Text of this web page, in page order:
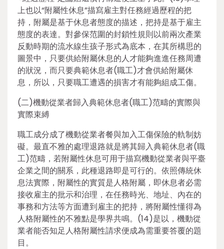
上也以“附屬性休息”描寫雇主對任務經過歷程的把
持，附屬是基于休息者態度的描述，把持是基于雇主
態度的表達。對參保范圍的封鎖性規則以前兩次產業
反動時期的流水線生孩子形式為底本，在其所構思的
圖景中，只要供給附屬休息的人才能夠進進任務周遭
的狀況，而只要典範休息者(職工)才會供給附屬休
息，所以，只要職工遭遇的損害才有能夠組成工傷。
(二)機動從業者歸入典範休息者(職工)范疇的實際與
實際束縛
職工成分成了機動從業者餐與加入工傷保險的軌制妨
礙。最直不雅的處理退路就是將其歸入典範休息者(職
工)范疇，若附屬性休息可用于描寫機動從業者與平臺
企業之間的關系，此種退路即是可行的。依照傳統休
息法實際，附屬性的實質是人格附屬，即休息者必需
接收雇主的批示和治理，在任務時光、地址、內在的
事務和方法等方面遭到雇主的把持，將附屬性懂得為
人格附屬性的不雅點是學界共鳴。(14)是以，機動從
業者能否知足人格附屬性請求便成為需重要答覆的題
目。